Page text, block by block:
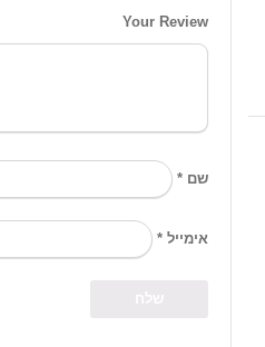
Your Review
שם *
אימייל *